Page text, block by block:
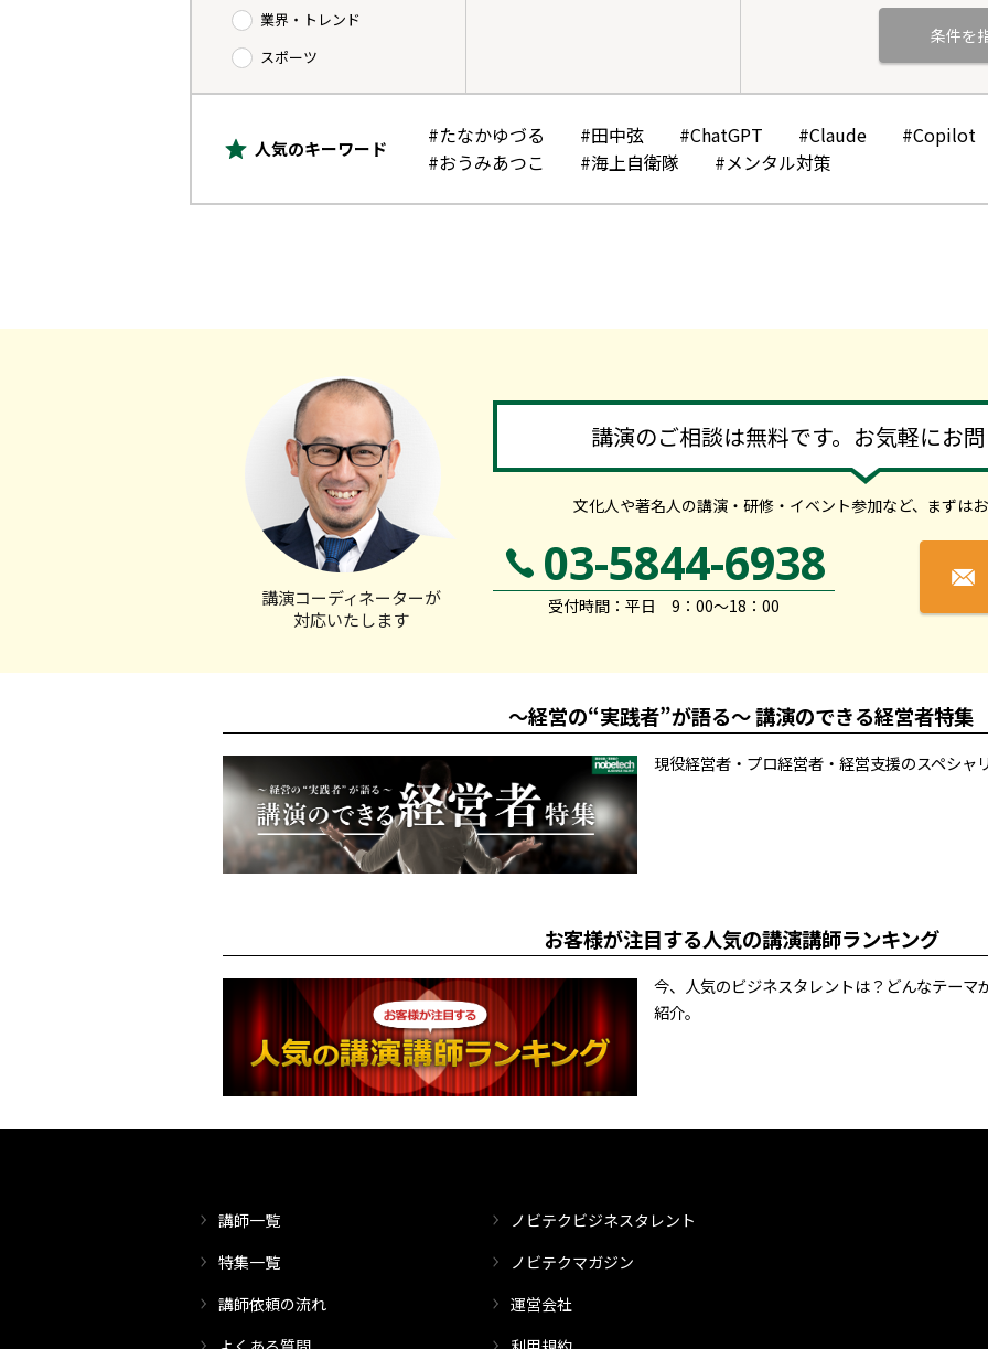
業界・トレンド
スポーツ
人気のキーワード
#たなかゆづる #田中弦 #ChatGPT #Claude
#Copilot
#おうみあつこ
#海上自衛隊 #メンタル対策
講演のご相談は無料です。お気軽にお
文化人や著名人の講演・研修・イベント参加など、 まずは
講演コーディネーターが
対応いたします
03-5844-6938
受付時間：平日 9：00～18：00
～経営の“実践者”が語る～ 講演のできる経営者特集
現役経営者・プロ経営者・経営支援のスペシャ
お客様が注目する人気の講演講師ランキング
今、人気のビジネスタレントは？どんなテー
紹介。
講師一覧
特集一覧
講師依頼の流れ
ノビテクビジネスタレント
ノビテクマガジン
運営会社